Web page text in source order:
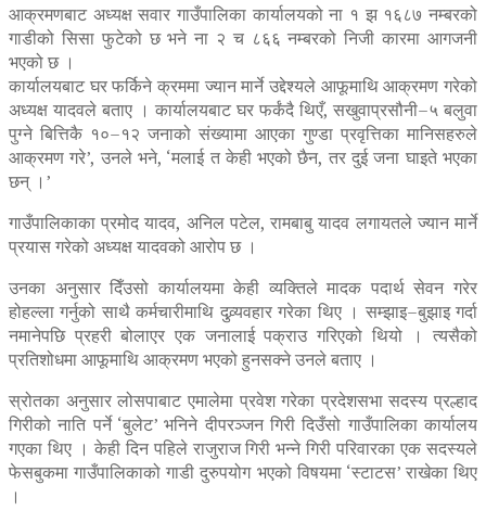
आक्रमणबाट अध्यक्ष सवार गाउँपालिका कार्यालयको ना १ झ १६८७ नम्बरको
गाडीको सिसा फुटेको छ भने ना २ च ८६६ नम्बरको निजी कारमा आगजनी
भएको छ ।
कार्यालयबाट घर फर्किने क्रममा ज्यान मार्ने उद्देश्यले आफूमाथि आक्रमण गरेको
अध्यक्ष यादवले बताए । कार्यालयबाट घर फर्कंदै थिएँ, सखुवाप्रसौनी–५ बलुवा
पुग्ने बित्तिकै १०–१२ जनाको संख्यामा आएका गुण्डा प्रवृत्तिका मानिसहरुले
आक्रमण गरे’, उनले भने, ‘मलाई त केही भएको छैन, तर दुई जना घाइते भएका
छन् ।’
गाउँपालिकाका प्रमोद यादव, अनिल पटेल, रामबाबु यादव लगायतले ज्यान मार्ने
प्रयास गरेको अध्यक्ष यादवको आरोप छ ।
उनका अनुसार दिँउसो कार्यालयमा केही व्यक्तिले मादक पदार्थ सेवन गरेर
होहल्ला गर्नुको साथै कर्मचारीमाथि दुव्र्यवहार गरेका थिए । सम्झाइ–बुझाइ गर्दा
नमानेपछि प्रहरी बोलाएर एक जनालाई पक्राउ गरिएको थियो । त्यसैको
प्रतिशोधमा आफूमाथि आक्रमण भएको हुनसक्ने उनले बताए ।
स्रोतका अनुसार लोसपाबाट एमालेमा प्रवेश गरेका प्रदेशसभा सदस्य प्रल्हाद
गिरीको नाति पर्ने ‘बुलेट’ भनिने दीपरञ्जन गिरी दिउँसो गाउँपालिका कार्यालय
गएका थिए । केही दिन पहिले राजुराज गिरी भन्ने गिरी परिवारका एक सदस्यले
फेसबुकमा गाउँपालिकाको गाडी दुरुपयोग भएको विषयमा ‘स्टाटस’ राखेका थिए
।